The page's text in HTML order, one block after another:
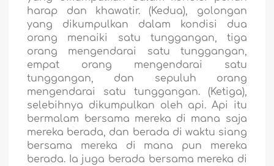
harap dan khawatir. (Kedua), golongan
yang dikumpulkan dalam kondisi dua
orang menaiki satu tunggangan, tiga
orang mengendarai satu tunggangan,
empat orang mengendarai satu
tunggangan, dan sepuluh orang
mengendarai satu tunggangan. (Ketiga),
selebihnya dikumpulkan oleh api. Api itu
bermalam bersama mereka di mana saja
mereka berada, dan berada di waktu siang
bersama mereka di mana pun mereka
berada. Ia juga berada bersama mereka di